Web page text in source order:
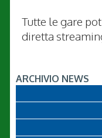
Tutte le gare
diretta
ARCHIVIO NEWS